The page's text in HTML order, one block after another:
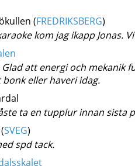
(FREDRIKSBERG)
kom jag ikapp Jonas.
att energi och mekanik
eller haveri idag.
ta en tupplur innan sista
SVEG)
spd tack.